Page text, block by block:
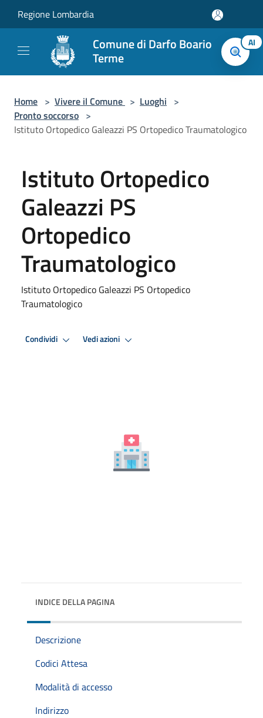
Regione Lombardia
Comune di Darfo Boario
Terme
AI
Home > Vivere il Comune > Luoghi >
Pronto soccorso >
Istituto Ortopedico Galeazzi PS Ortopedico Traumatologico
Istituto Ortopedico
Galeazzi PS
Ortopedico
Traumatologico
Istituto Ortopedico Galeazzi PS Ortopedico
Traumatologico
Condividi Vedi azioni
INDICE DELLA PAGINA
Descrizione
Codici Attesa
Modalità di accesso
Indirizzo